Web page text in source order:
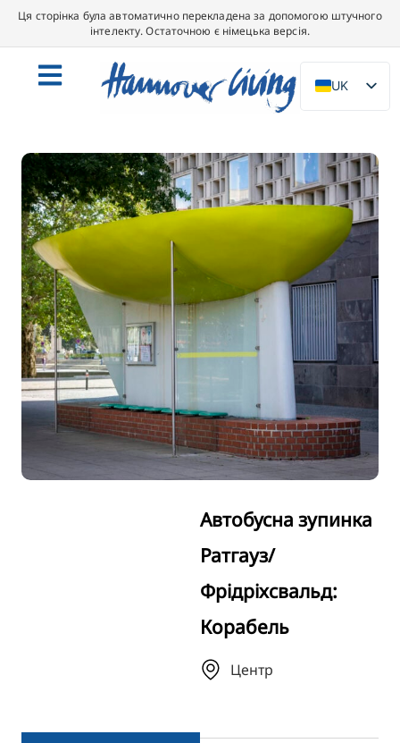
Ця сторінка була автоматично перекладена за допомогою штучного
інтелекту. Остаточною є німецька версія.
UK
DE
NL
PL
ES
IT
DA
SV
FR
PT
TR
RU
KO
BG
Автобусна зупинка
Ратгауз/
Фрідріхсвальд:
Корабель
Центр